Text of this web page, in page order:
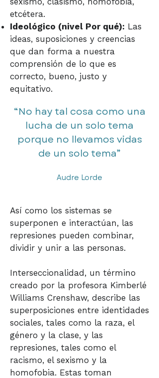
etcétera.
Ideológico (nivel Por qué): Las
ideas, suposiciones y creencias
que dan forma a nuestra
comprensión de lo que es
correcto, bueno, justo y
equitativo.
“No hay tal cosa como una
lucha de un solo tema
porque no llevamos vidas
de un solo tema”​​
Audre Lorde
Así como los sistemas se
superponen e interactúan, las
represiones pueden combinar,
dividir y unir a las personas.
Interseccionalidad, un término
creado por la profesora Kimberlé
Williams Crenshaw, describe las
superposiciones entre identidades
sociales, tales como la raza, el
género y la clase, y las
represiones, tales como el
racismo, el sexismo y la
homofobia. Estas toman